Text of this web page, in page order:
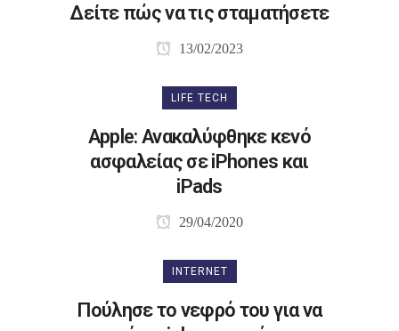
Δείτε πώς να τις σταματήσετε
13/02/2023
LIFE TECH
Apple: Ανακαλύφθηκε κενό
ασφαλείας σε iPhones και
iPads
29/04/2020
INTERNET
Πούλησε το νεφρό του για να